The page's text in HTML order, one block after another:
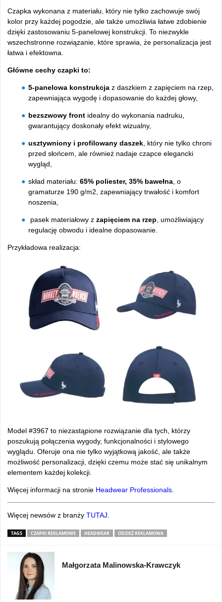
Czapka wykonana z materiału, który nie tylko zachowuje swój
kolor przy każdej pogodzie, ale także umożliwia łatwe zdobienie
dzięki zastosowaniu 5-panelowej konstrukcji. To niezwykle
wszechstronne rozwiązanie, które sprawia, że personalizacja jest
łatwa i efektowna.
Główne cechy czapki to:
5-panelowa konstrukcja z daszkiem z zapięciem na rzep,
zapewniająca wygodę i dopasowanie do każdej głowy,
bezszwowy front idealny do wykonania nadruku,
gwarantujący doskonały efekt wizualny,
usztywniony i profilowany daszek , który nie tylko chroni
przed słońcem, ale również nadaje czapce elegancki
wygląd,
skład materiału: 65% poliester, 35% bawełna , o
gramaturze 190 g/m2, zapewniający trwałość i komfort
noszenia,
pasek materiałowy z zapięciem na rzep , umożliwiający
regulację obwodu i idealne dopasowanie.
Przykładowa realizacja:
Model #3967 to niezastąpione rozwiązanie dla tych, którzy
poszukują połączenia wygody, funkcjonalności i stylowego
wyglądu. Oferuje ona nie tylko wyjątkową jakość, ale także
możliwość personalizacji, dzięki czemu może stać się unikalnym
elementem każdej kolekcji.
Więcej informacji na stronie Headwear Professionals
Więcej newsów z branży TUTAJ
TAGS CZAPKI REKLAMOWE HEADWEAR ODZIEŻ REKLAMOWA
Małgorzata Malinowska-Krawczyk